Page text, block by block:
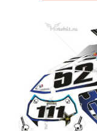
Этот
несколько
вариаций.
Опции
можно